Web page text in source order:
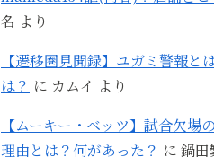
名 より
【遷移圏見聞録】ユガミ警報と
は？ に カムイ より
【ムーキー・ベッツ】試合欠場
理由とは？何があった？ に 鍋田